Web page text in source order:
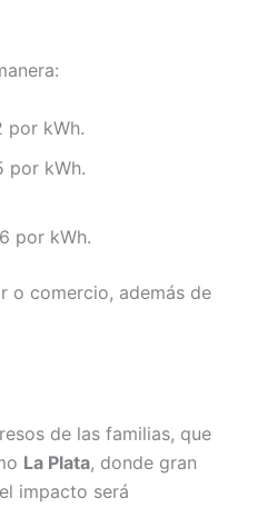
por kWh.
por kWh.
por kWh.
o comercio, además de
de las familias, que
La Plata, donde gran
impacto será